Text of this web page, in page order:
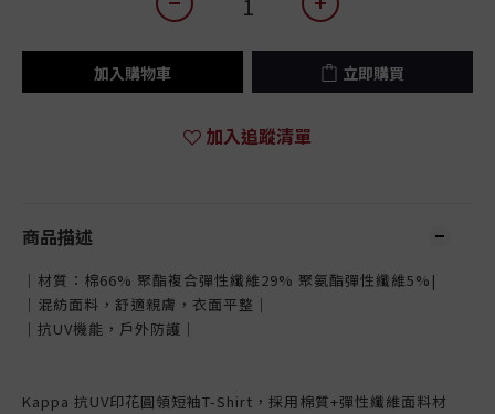
加入購物車 立即購買
加入追蹤清單
商品描述
｜材質：棉66% 聚酯複合彈性纖維29% 聚氨酯彈性纖維5%|
｜混紡面料，舒適親膚，衣面平整｜
｜抗UV機能，戶外防護｜
Kappa 抗UV印花圓領短袖T-Shirt， 採用棉質+彈性纖維面料材